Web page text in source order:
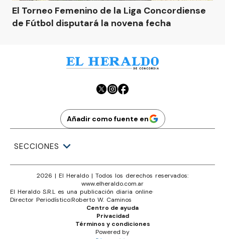
El Torneo Femenino de la Liga Concordiense
de Fútbol disputará la novena fecha
Añadir como fuente en
SECCIONES
2026 | El Heraldo | Todos los derechos reservados:
www.elheraldo.com.ar
El Heraldo S.R.L es una publicación diaria online·
Director Periodístico:Roberto W. Caminos
Términos y condiciones
Privacidad
Centro de ayuda
Powered by